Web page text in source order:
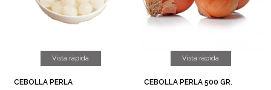
Vista rápida
CEBOLLA PERLA
Vista rápida
CEBOLLA PERLA 500 GR.